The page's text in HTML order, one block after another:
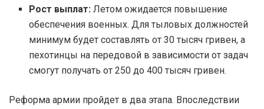
Рост выплат: Летом ожидается повышение
обеспечения военных. Для тыловых должностей
минимум будет составлять от 30 тысяч гривен, а
пехотинцы на передовой в зависимости от задач
смогут получать от 250 до 400 тысяч гривен.
Реформа армии пройдет в два этапа. Впоследствии